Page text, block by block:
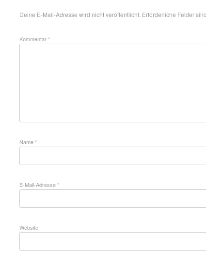
Deine E-Mail-Adresse wird nicht veröffentlicht. Erforderliche Felder
Kommentar*
Name*
E-Mail-Adresse*
Website